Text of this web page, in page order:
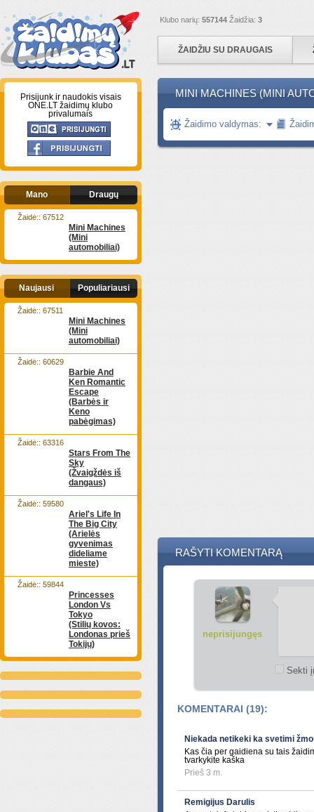
Klubo narių: 557144 Žaidžia: 3
ŽAIDŽIU SU DRAUGAIS
Prisijunk ir naudokis visais
ONE.LT žaidimų klubo
privalumais
Mano Draugų
Mini Machines
(Mini
automobiliai)
Žaidė:: 67512
Naujausi Populiariausi
Mini Machines
(Mini
automobiliai)
Žaidė:: 67511
Barbie And
Ken Romantic
Escape
(Barbės ir
Keno
pabėgimas)
Žaidė:: 60629
Stars From The
Sky
(Žvaigždės iš
dangaus)
Žaidė:: 63316
Ariel's Life In
The Big City
(Arielės
gyvenimas
dideliame
mieste)
Žaidė:: 59580
Princesses
London Vs
Tokyo
(Stilių kovos:
Londonas prieš
Tokijų)
Žaidė:: 59844
MINI MACHINES (MINI
Žaidimo valdymas:
RAŠYTI KOMENTARĄ
neprisijungęs
Sekti
KOMENTARAI (19):
Niekada netikeki ka svetimi
Kas čia per gaidiena su tais
tvarkykite kaška
Prieš 3 m.
Remigijus Darulis